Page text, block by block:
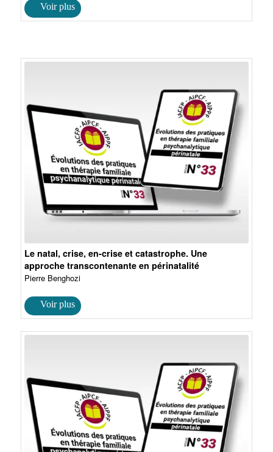
Le natal, crise, en-crise et catastrophe. Une
approche transcontenante en périnatalité
Pierre Benghozi